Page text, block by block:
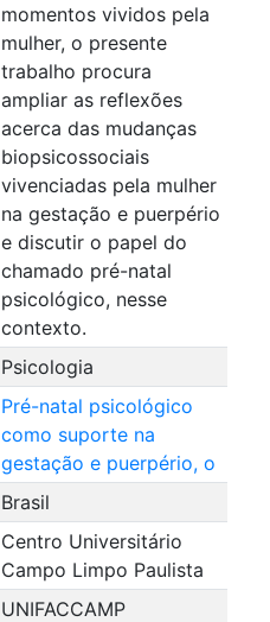
momentos vividos pela
mulher, o presente
trabalho procura
ampliar as reflexões
acerca das mudanças
biopsicossociais
vivenciadas pela mulher
na gestação e puerpério
e discutir o papel do
chamado pré-natal
psicológico, nesse
contexto.
Psicologia
Pré-natal psicológico
como suporte na
gestação e puerpério, o
Brasil
Centro Universitário
Campo Limpo Paulista
UNIFACCAMP